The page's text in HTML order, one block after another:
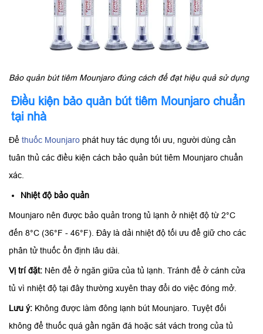
Bảo quản bút tiêm Mounjaro đúng cách để đạt hiệu quả sử dụng
Điều kiện bảo quản bút tiêm Mounjaro chuẩn
tại nhà
Để thuốc Mounjaro phát huy tác dụng tối ưu, người dùng cần
tuân thủ các điều kiện cách bảo quản bút tiêm Mounjaro chuẩn
xác.
Nhiệt độ bảo quản
Mounjaro nên được bảo quản trong tủ lạnh ở nhiệt độ từ 2°C
đến 8°C (36°F - 46°F). Đây là dải nhiệt độ tối ưu để giữ cho các
phân tử thuốc ổn định lâu dài.
Vị trí đặt: Nên để ở ngăn giữa của tủ lạnh. Tránh để ở cánh cửa
tủ vì nhiệt độ tại đây thường xuyên thay đổi do việc đóng mở.
Lưu ý: Không được làm đông lạnh bút Mounjaro. Tuyệt đối
không để thuốc quá gần ngăn đá hoặc sát vách trong của tủ